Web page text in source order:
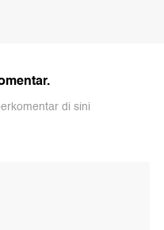
di sini